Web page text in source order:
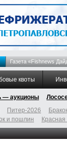
Газета «Fishnews
квоты
— аукционы
Питер-2026
и пошлин